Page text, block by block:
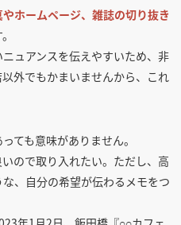
ホームページ、雑誌の切り抜き
ュアンスを伝えやすいため、非
外でもかまいませんから、これ
ても意味がありません。
ので取り入れたい。ただし、高
、自分の希望が伝わるメモをつ